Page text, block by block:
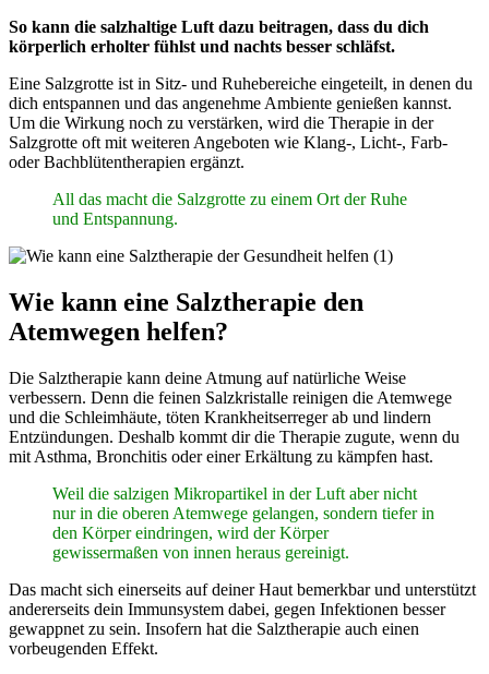
So kann die salzhaltige Luft dazu beitragen, dass du dich
körperlich erholter fühlst und nachts besser schläfst.
Eine Salzgrotte ist in Sitz- und Ruhebereiche eingeteilt, in denen du
dich entspannen und das angenehme Ambiente genießen kannst.
Um die Wirkung noch zu verstärken, wird die Therapie in der
Salzgrotte oft mit weiteren Angeboten wie Klang-, Licht-, Farb-
oder Bachblütentherapien ergänzt.
All das macht die Salzgrotte zu einem Ort der Ruhe
und Entspannung.
Wie kann eine Salztherapie den
Atemwegen helfen?
Die Salztherapie kann deine Atmung auf natürliche Weise
verbessern. Denn die feinen Salzkristalle reinigen die Atemwege
und die Schleimhäute, töten Krankheitserreger ab und lindern
Entzündungen. Deshalb kommt dir die Therapie zugute, wenn du
mit Asthma, Bronchitis oder einer Erkältung zu kämpfen hast.
Weil die salzigen Mikropartikel in der Luft aber nicht
nur in die oberen Atemwege gelangen, sondern tiefer in
den Körper eindringen, wird der Körper
gewissermaßen von innen heraus gereinigt.
Das macht sich einerseits auf deiner Haut bemerkbar und unterstützt
andererseits dein Immunsystem dabei, gegen Infektionen besser
gewappnet zu sein. Insofern hat die Salztherapie auch einen
vorbeugenden Effekt.